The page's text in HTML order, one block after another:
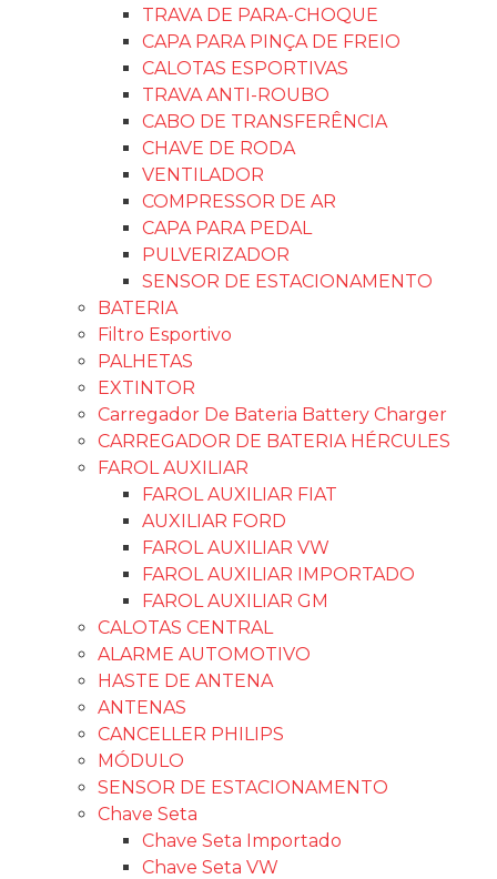
TRAVA DE PARA-CHOQUE
CAPA PARA PINÇA DE FREIO
CALOTAS ESPORTIVAS
TRAVA ANTI-ROUBO
CABO DE TRANSFERÊNCIA
CHAVE DE RODA
VENTILADOR
COMPRESSOR DE AR
CAPA PARA PEDAL
PULVERIZADOR
SENSOR DE ESTACIONAMENTO
BATERIA
Filtro Esportivo
PALHETAS
EXTINTOR
Carregador De Bateria Battery Charger
CARREGADOR DE BATERIA HÉRCULES
FAROL AUXILIAR
FAROL AUXILIAR FIAT
AUXILIAR FORD
FAROL AUXILIAR VW
FAROL AUXILIAR IMPORTADO
FAROL AUXILIAR GM
CALOTAS CENTRAL
ALARME AUTOMOTIVO
HASTE DE ANTENA
ANTENAS
CANCELLER PHILIPS
MÓDULO
SENSOR DE ESTACIONAMENTO
Chave Seta
Chave Seta Importado
Chave Seta VW